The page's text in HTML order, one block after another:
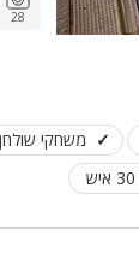
28
משחקי